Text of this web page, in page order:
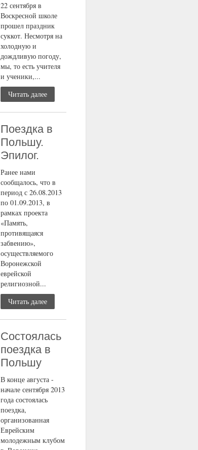
22 сентября в
Воскресной школе
прошел праздник
суккот. Несмотря на
холодную и
дождливую погоду,
мы, то есть учителя
и ученики,...
Читать далее
Поездка в
Польшу.
Эпилог.
Ранее нами
сообщалось, что в
период с 26.08.2013
по 01.09.2013, в
рамках проекта
«Память,
противящаяся
забвению»,
осуществляемого
Воронежской
еврейской
религиозной...
Читать далее
Состоялась
поездка в
Польшу
В конце августа -
начале сентября 2013
года состоялась
поездка,
организованная
Еврейским
молодежным клубом